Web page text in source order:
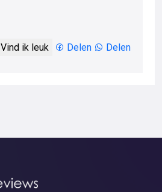
Vind ik leuk Delen Delen